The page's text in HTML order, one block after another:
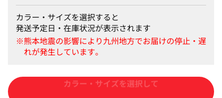
カラー・サイズを選択すると
発送予定日・在庫状況が表示されます
カートに入れる